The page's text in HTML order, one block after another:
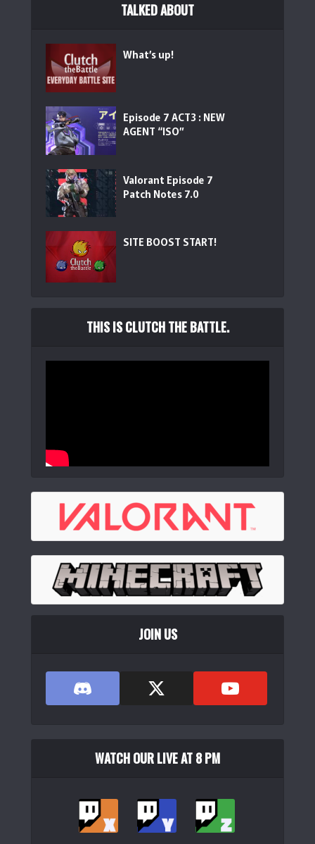
TALKED ABOUT
What’s up!
Episode 7 ACT3 : NEW
AGENT “ISO”
Valorant Episode 7
Patch Notes 7.0
SITE BOOST START!
THIS IS CLUTCH THE BATTLE.
JOIN US
WATCH OUR LIVE AT 8 PM